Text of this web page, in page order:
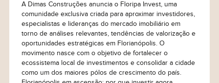
Eu concordo em receber comunicações. Ao informar
meus dados, eu concordo com a Política de Privacidade
eTermos de Uso .
A Dimas Construções anuncia o Floripa Invest, uma
comunidade exclusiva criada para aproximar investidores,
especialistas e lideranças do mercado imobiliário em
torno de análises relevantes, tendências de valorização e
oportunidades estratégicas em Florianópolis. O
movimento nasce com o objetivo de fortalecer o
ecossistema local de investimentos e consolidar a cidade
como um dos maiores pólos de crescimento do país.